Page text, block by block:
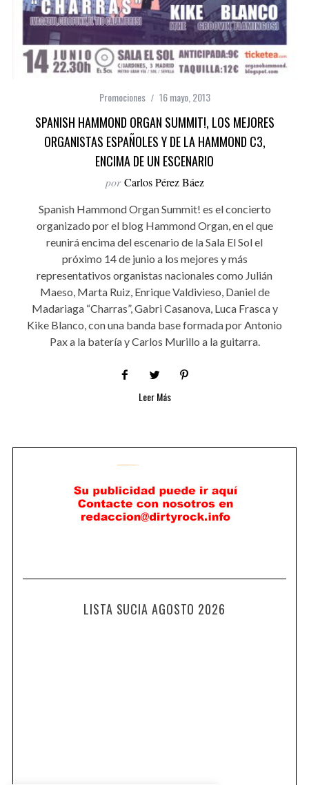
Promociones 16 mayo, 2013
SPANISH HAMMOND ORGAN SUMMIT!, LOS MEJORES
ORGANISTAS ESPAÑOLES Y DE LA HAMMOND C3,
ENCIMA DE UN ESCENARIO
por Carlos Pérez Báez
Spanish Hammond Organ Summit! es el concierto
organizado por el blog Hammond Organ, en el que
reunirá encima del escenario de la Sala El Sol el
próximo 14 de junio a los mejores y más
representativos organistas nacionales como Julián
Maeso, Marta Ruiz, Enrique Valdivieso, Daniel de
Madariaga “Charras”, Gabri Casanova, Luca Frasca y
Kike Blanco, con una banda base formada por Antonio
Pax a la batería y Carlos Murillo a la guitarra.
Leer Más
LISTA SUCIA AGOSTO 2026